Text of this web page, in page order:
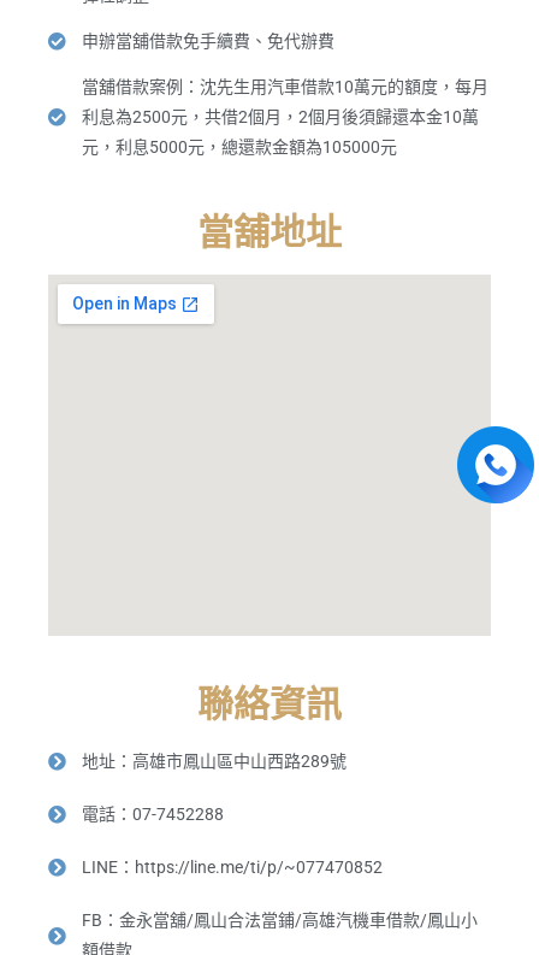
申辦當舖借款免手續費、免代辦費
當舖借款案例：沈先生用汽車借款10萬元的額度，每月
利息為2500元，共借2個月，2個月後須歸還本金10萬
元，利息5000元，總還款金額為105000元
當舖地址
聯絡資訊
地址：高雄市鳳山區中山西路289號
電話：07-7452288
LINE：https://line.me/ti/p/~077470852
FB：金永當舖/鳳山合法當鋪/高雄汽機車借款/鳳山小
額借款